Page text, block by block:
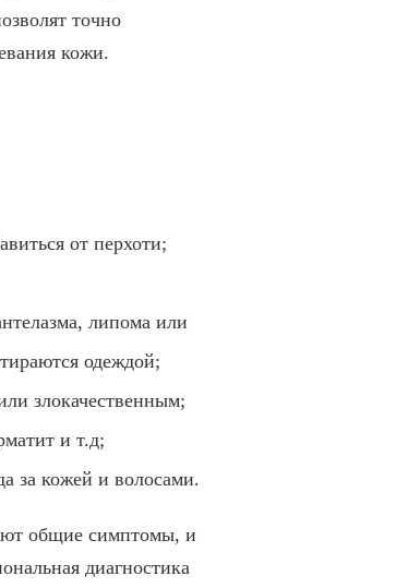
точно
кожи.
от перхоти;
липома или
одеждой;
злокачественным;
и т.д;
за кожей и волосами.
общие симптомы, и
диагностика